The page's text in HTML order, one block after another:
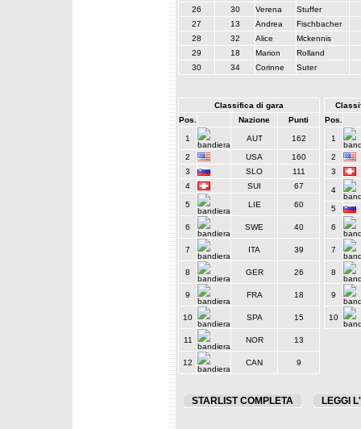
26
30 Verena
Stuffer
27
13 Andrea
Fischbacher
28
32 Alice
Mckennis
29
18 Marion
Rolland
30
34 Corinne Suter
Classifica di gara
Pos.
Nazione Punti
1 AUT 162
2 USA
160
3
SLO
111
4
SUI 67
5 LIE 60
6 SWE 40
7 ITA 39
8 GER 26
9 FRA 18
10 SPA 15
11 NOR 13
12 CAN 9
Pos.
1
2
3
4
5
6
7
8
9
10
STARLIST COMPLETA LEGGI